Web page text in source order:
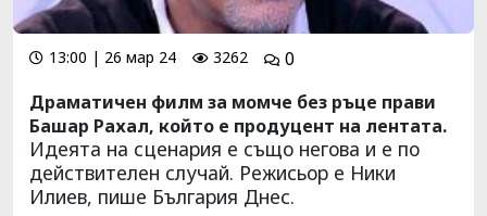
13:00 | 26 мар 24 3262
0
Драматичен филм за момче без ръце прави
Башар Рахал, който е продуцент на лентата.
Идеята на сценария е също негова и е по
действителен случай. Режисьор е Ники
Илиев, пише България Днес.